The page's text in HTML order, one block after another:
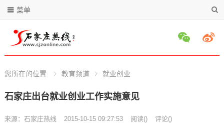
菜单
您所在的位置 教育频道 就业创业
石家庄出台就业创业工作实施意见
来源： 石家庄热线 2015-10-15 09:27:53 阅读() 评论()